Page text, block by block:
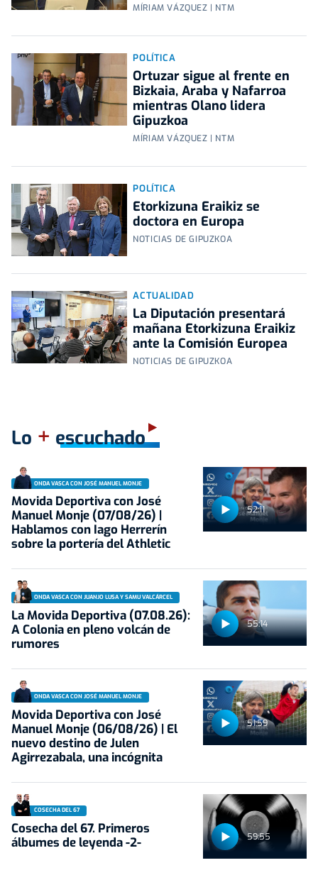
MÍRIAM VÁZQUEZ | NTM
POLÍTICA
Ortuzar sigue al frente en
Bizkaia, Araba y Nafarroa
mientras Olano lidera
Gipuzkoa
MÍRIAM VÁZQUEZ | NTM
POLÍTICA
Etorkizuna Eraikiz se
doctora en Europa
NOTICIAS DE GIPUZKOA
ACTUALIDAD
La Diputación presentará
mañana Etorkizuna Eraikiz
ante la Comisión Europea
NOTICIAS DE GIPUZKOA
Lo + escuchado
52:11
ONDA VASCA CON JOSÉ MANUEL MONJE
Movida Deportiva con José
Manuel Monje (07/08/26) |
Hablamos con Iago Herrerín
sobre la portería del Athletic
55:14
ONDA VASCA CON JUANJO LUSA Y SAMU VALCÁRCEL
La Movida Deportiva (07.08.26):
A Colonia en pleno volcán de
rumores
51:59
ONDA VASCA CON JOSÉ MANUEL MONJE
Movida Deportiva con José
Manuel Monje (06/08/26) | El
nuevo destino de Julen
Agirrezabala, una incógnita
59:55
COSECHA DEL 67
Cosecha del 67. Primeros
álbumes de leyenda -2-